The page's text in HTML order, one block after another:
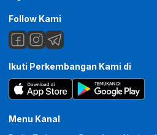
Follow Kami
Ikuti Perkembangan Kami di
Menu Kanal